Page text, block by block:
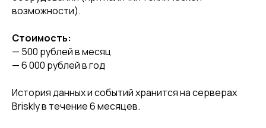
возможности).
Стоимость:
— 500 рублей в месяц
— 6 000 рублей в год
История данных и событий хранится на серверах
Briskly в течение 6 месяцев.